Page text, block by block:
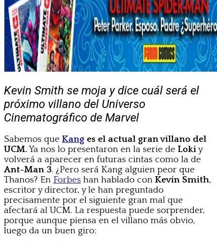
Kevin Smith se moja y dice cuál será el
próximo villano del Universo
Cinematográfico de Marvel
Sabemos que Kang es el actual gran villano del
UCM.Ya nos lo presentaron en la serie de Lokiy
volverá a aparecer en futuras cintas como la de
Ant-Man 3. ¿Pero será Kang alguien peor que
Thanos? En Forbes han hablado con Kevin Smith,
escritor y director, y le han preguntado
precisamente por el siguiente gran mal que
afectará al UCM. La respuesta puede sorprender,
porque aunque piensa en el villano más obvio,
luego da un buen giro: